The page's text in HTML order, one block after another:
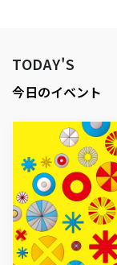
TODAY'S
今日のイベント